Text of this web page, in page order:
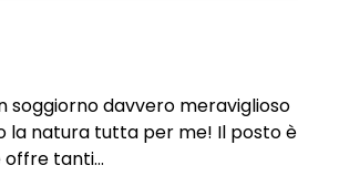
soggiorno davvero meraviglioso
la natura tutta per me! Il posto è
offre tanti